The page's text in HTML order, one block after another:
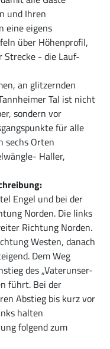
und Ihren
eine eigens
über Höhenprofil,
Strecke - die Lauf-
an glitzernden
Tal ist nicht
sondern vor
für alle
sechs Orten
Haller,
Engel und bei der
Norden. Die links
Richtung Norden.
Westen, danach
Dem Weg
des „Vaterunser-
führt. Bei der
Abstieg bis kurz vor
halten
folgend zum